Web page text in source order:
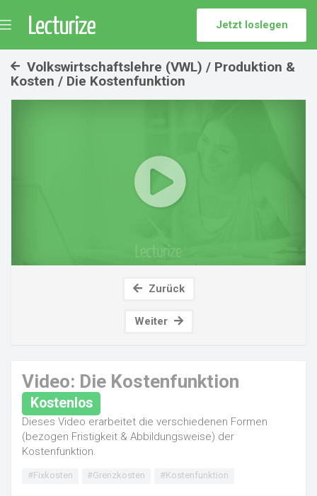
Jetzt loslegen
Volkswirtschaftslehre (VWL) / Produktion &
Kosten / Die Kostenfunktion
Play
Video
Zurück
Weiter
Video: Die Kostenfunktion
Kostenlos
Dieses Video erarbeitet die verschiedenen Formen
(bezogen Fristigkeit & Abbildungsweise) der
Kostenfunktion.
#Fixkosten #Grenzkosten #Kostenfunktion